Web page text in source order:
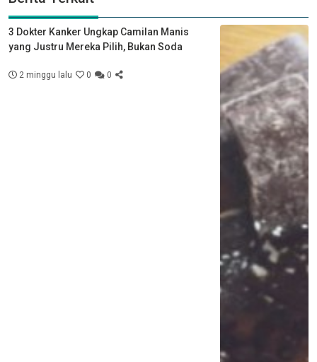
3 Dokter Kanker Ungkap Camilan Manis
yang Justru Mereka Pilih, Bukan Soda
2 minggu lalu 0 0